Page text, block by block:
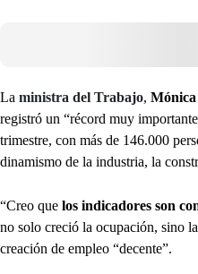
La ministra del Trabajo, Mónica
registró un “récord muy
trimestre, con más de 146.000
dinamismo de la industria, la
“Creo que los indicadores son
no solo creció la ocupación, sino
creación de empleo “decente”.